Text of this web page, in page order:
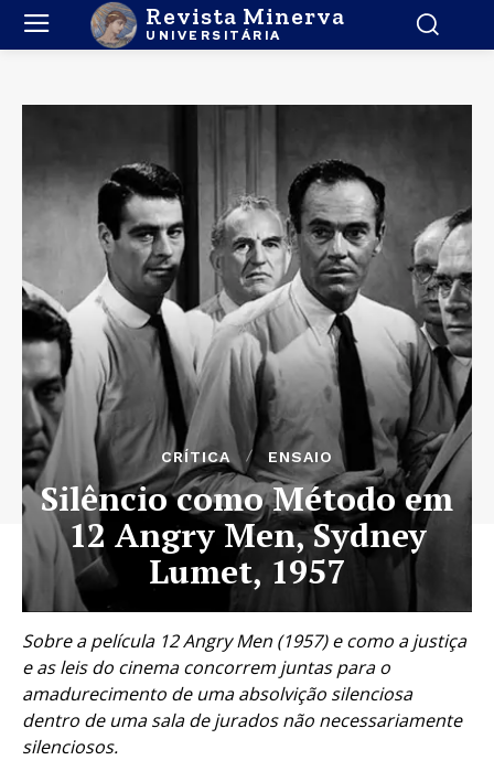
Revista Minerva
UNIVERSITÁRIA
CRÍTICA ENSAIO
Silêncio como Método em
12 Angry Men, Sydney
Lumet, 1957
Sobre a película 12 Angry Men (1957) e como a justiça
e as leis do cinema concorrem juntas para o
amadurecimento de uma absolvição silenciosa
dentro de uma sala de jurados não necessariamente
silenciosos.